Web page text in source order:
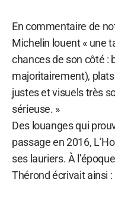
En commentaire de
Michelin louent « une
chances de son côté :
majoritairement),
justes et visuels très
sérieuse. »
Des louanges qui
passage en 2016,
ses lauriers. À
Thérond écrivait ainsi :